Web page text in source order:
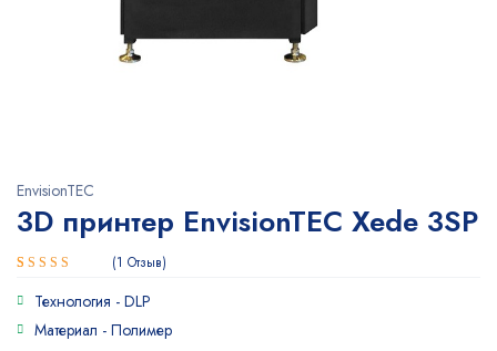
EnvisionTEC
3D принтер EnvisionTEC Xede 3SP
4.00из
5 на
основе
1 Отзыв
Технология - DLP
Материал - Полимер